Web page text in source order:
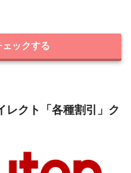
ックする
レクト「各種割引」ク